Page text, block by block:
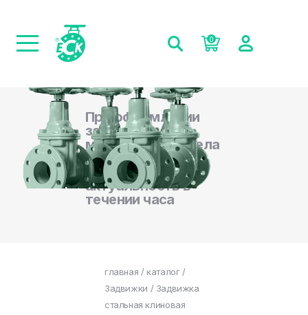
0
При оформлении
заказа на сайте,
менеджеры отдела
продаж
подтверждают
актуальность в
течении часа
главная / каталог/
Задвижки / Задвижка
стальная клиновая